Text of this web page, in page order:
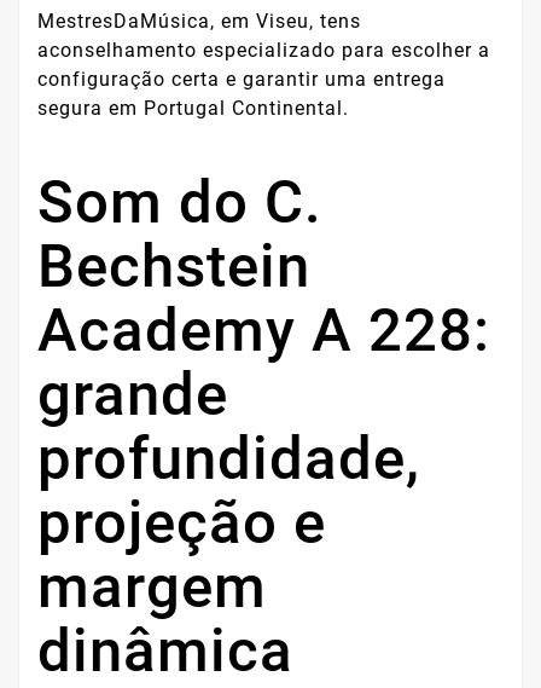
MestresDaMúsica, em Viseu, tens
aconselhamento especializado para escolher a
configuração certa e garantir uma entrega
segura em Portugal Continental.
Som do C.
Bechstein
Academy A 228:
grande
profundidade,
projeção e
margem
dinâmica